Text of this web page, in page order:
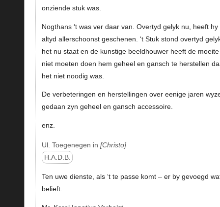
onziende stuk was.
Nogthans ‘t was ver daar van. Overtyd gelyk nu, heeft hy
altyd allerschoonst geschenen. ‘t Stuk stond overtyd
het nu staat en de kunstige beeldhouwer heeft de moeite
niet moeten doen hem geheel en gansch te herstellen
het niet noodig was.
De verbeteringen en herstellingen over eenige jaren
gedaan zyn geheel en gansch accessoire.
enz.
Ul. Toegenegen in Christo
H.A.D.B.
Ten uwe dienste, als ‘t te passe komt – er by gevoegd
belieft.